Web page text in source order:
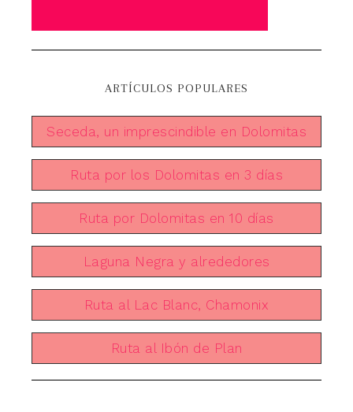
ARTÍCULOS POPULARES
Seceda, un imprescindible en Dolomitas
Ruta por los Dolomitas en 3 días
Ruta por Dolomitas en 10 días
Laguna Negra y alrededores
Ruta al Lac Blanc, Chamonix
Ruta al Ibón de Plan